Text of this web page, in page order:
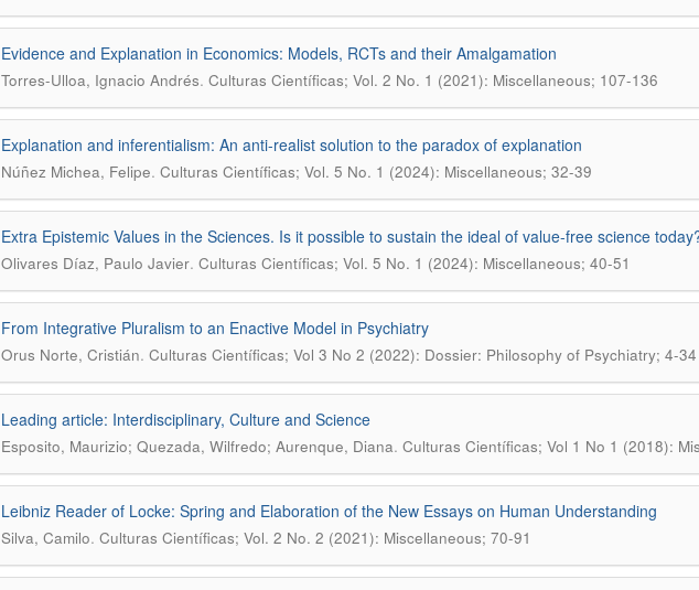
Evidence and Explanation in Economics: Models, RCTs and their Amalgamation
Torres-Ulloa, Ignacio Andrés. Culturas Científicas; Vol. 2 No. 1 (2021): Miscellaneous; 107-136
Explanation and inferentialism: An anti-realist solution to the paradox of explanation
Núñez Michea, Felipe. Culturas Científicas; Vol. 5 No. 1 (2024): Miscellaneous; 32-39
Extra Epistemic Values in the Sciences. Is it possible to sustain the ideal of value-free science
Olivares Díaz, Paulo Javier. Culturas Científicas; Vol. 5 No. 1 (2024): Miscellaneous; 40-51
From Integrative Pluralism to an Enactive Model in Psychiatry
Orus Norte, Cristián. Culturas Científicas; Vol 3 No 2 (2022): Dossier: Philosophy of Psychiatry; 4-34
Leading article: Interdisciplinary, Culture and Science
Esposito, Maurizio; Quezada, Wilfredo; Aurenque, Diana. Culturas Científicas; Vol 1 No 1 (2018):
Leibniz Reader of Locke: Spring and Elaboration of the New Essays on Human Understanding
Silva, Camilo. Culturas Científicas; Vol. 2 No. 2 (2021): Miscellaneous; 70-91